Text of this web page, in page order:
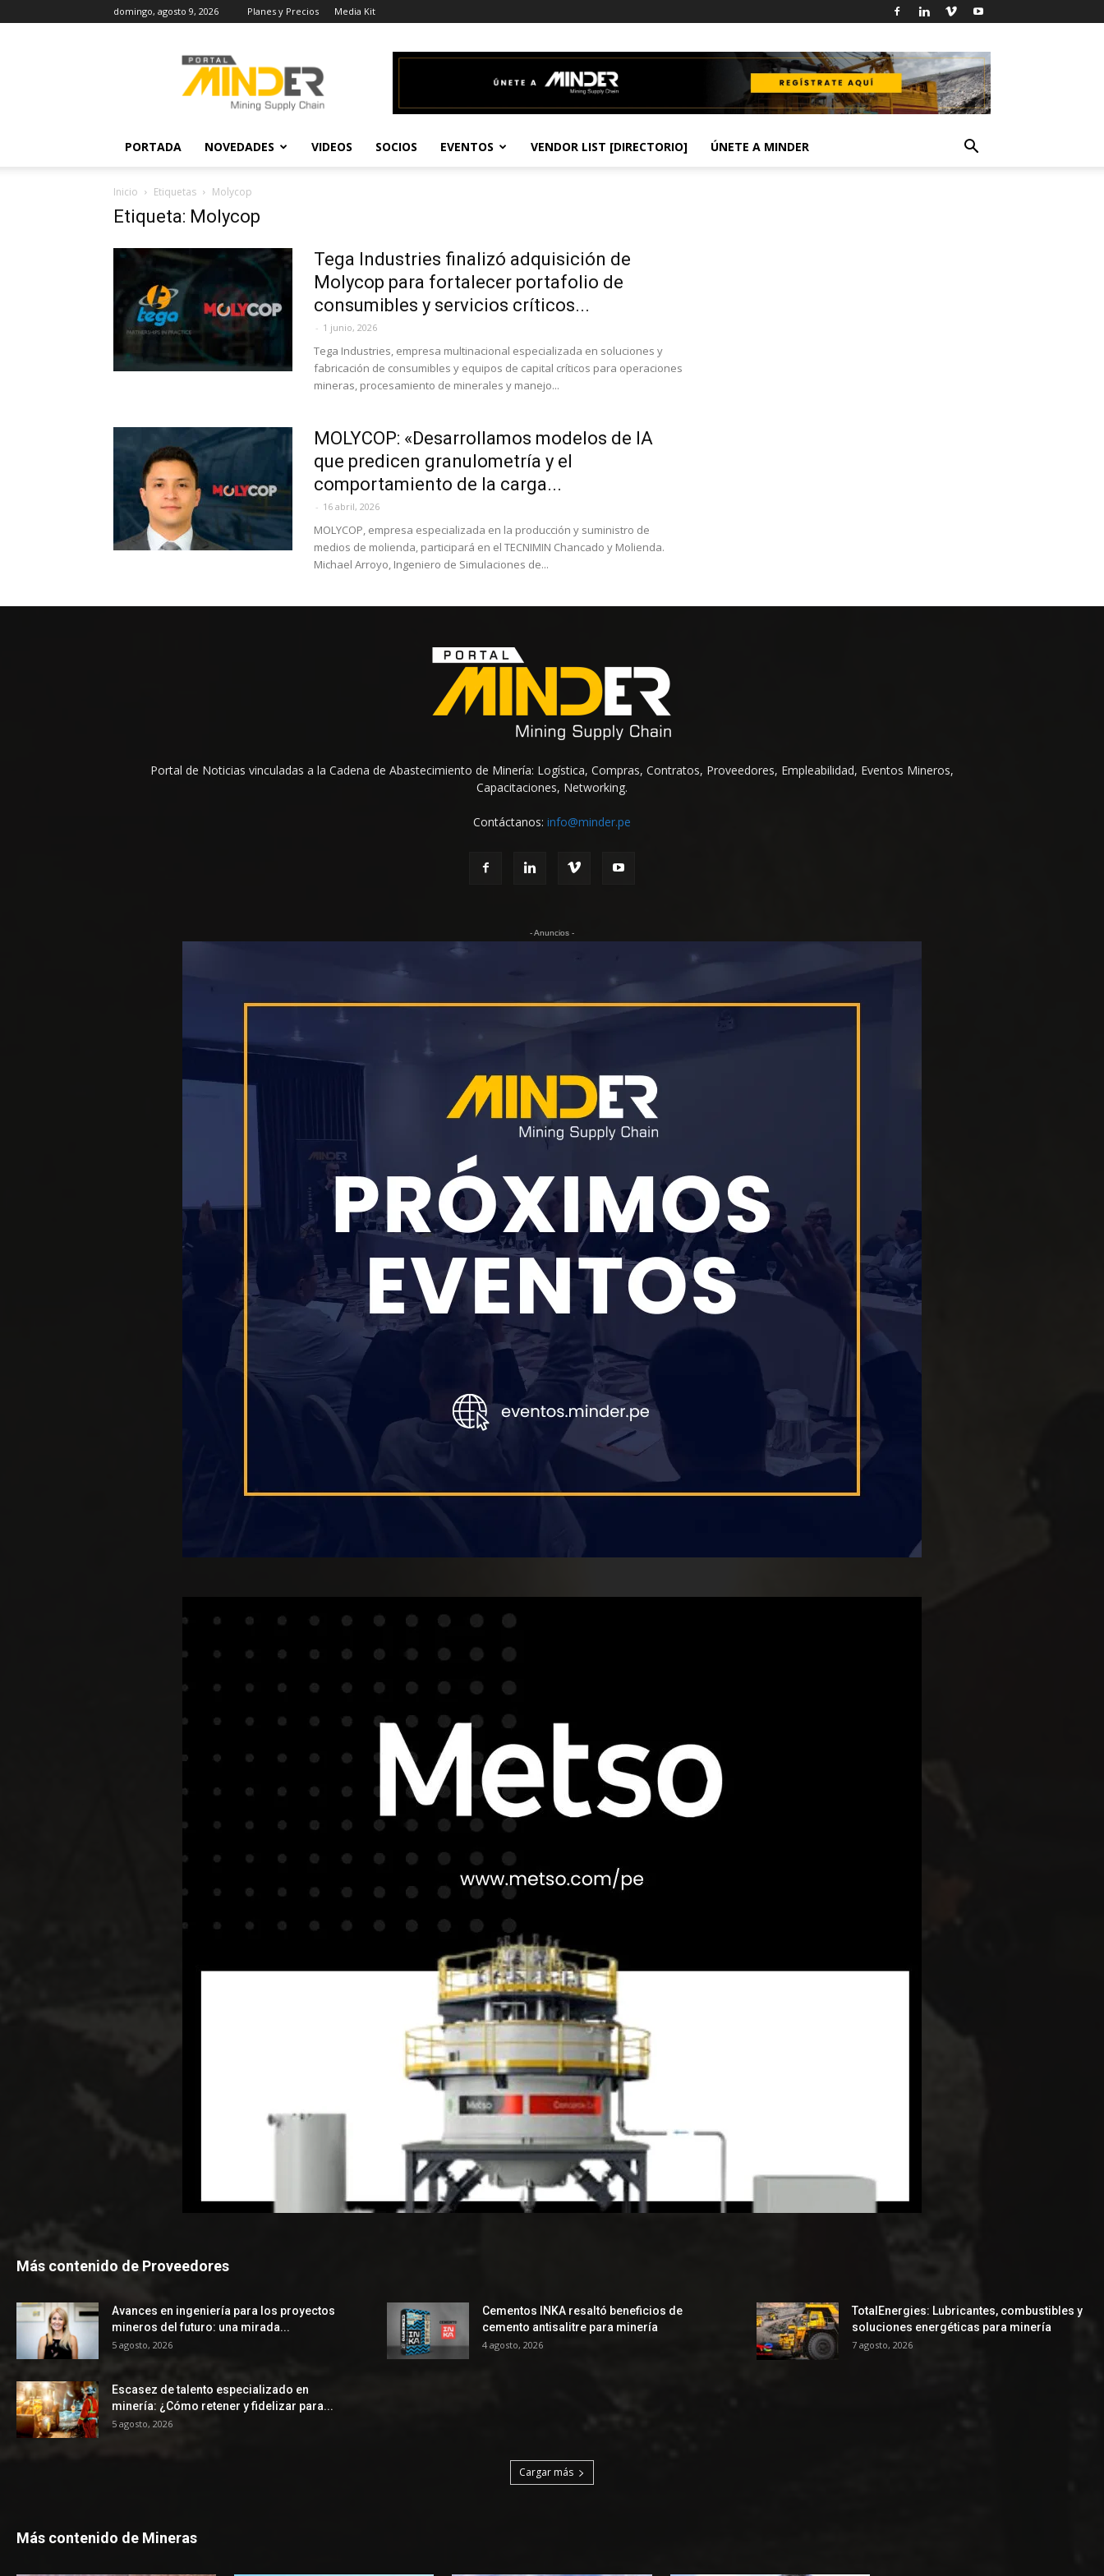
domingo, agosto 9, 2026 Planes y Precios Media Kit
Actualidad
Minera
PORTADA NOVEDADES VIDEOS SOCIOS EVENTOS VENDOR LIST [DIRECTORIO] ÚNETE A MINDER
Inicio Etiquetas Molycop
Etiqueta: Molycop
Tega Industries finalizó adquisición de
Molycop para fortalecer portafolio de
consumibles y servicios críticos...
- 1 junio, 2026
Tega Industries, empresa multinacional especializada en soluciones y
fabricación de consumibles y equipos de capital críticos para operaciones
mineras, procesamiento de minerales y manejo...
MOLYCOP: «Desarrollamos modelos de IA
que predicen granulometría y el
comportamiento de la carga...
- 16 abril, 2026
MOLYCOP, empresa especializada en la producción y suministro de
medios de molienda, participará en el TECNIMIN Chancado y Molienda.
Michael Arroyo, Ingeniero de Simulaciones de...
Portal de Noticias vinculadas a la Cadena de Abastecimiento de Minería: Logística, Compras, Contratos, Proveedores, Empleabilidad, Eventos Mineros,
Capacitaciones, Networking.
Contáctanos: info@minder.pe
- Anuncios -
Más contenido de Proveedores
Avances en ingeniería para los proyectos
mineros del futuro: una mirada...
5 agosto, 2026
Cementos INKA resaltó beneficios de
cemento antisalitre para minería
4 agosto, 2026
TotalEnergies: Lubricantes, combustibles y
soluciones energéticas para minería
7 agosto, 2026
Escasez de talento especializado en
minería: ¿Cómo retener y fidelizar para...
5 agosto, 2026
Cargar más
Más contenido de Mineras